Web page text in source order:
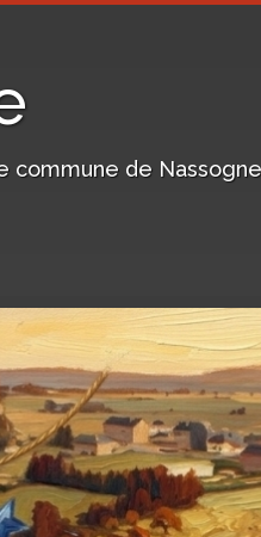
commune de Nassogne